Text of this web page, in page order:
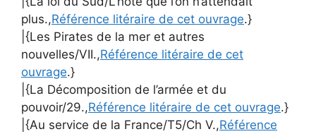
plus.,Référence litéraire de cet ouvrage.}
|{Les Pirates de la mer et autres
nouvelles/VII.,Référence litéraire de cet
ouvrage.}
|{La Décomposition de l’armée et du
pouvoir/29.,Référence litéraire de cet ouvrage.}
|{Au service de la France/T5/Ch V.,Référence